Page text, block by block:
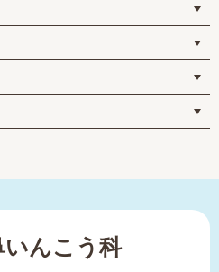
んこう科